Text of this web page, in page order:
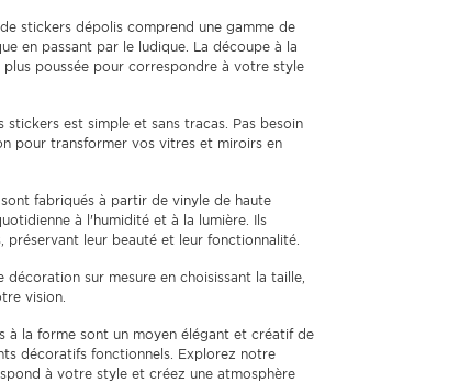
stickers dépolis comprend une gamme de
en passant par le ludique. La découpe à la
poussée pour correspondre à votre style
stickers est simple et sans tracas. Pas besoin
pour transformer vos vitres et miroirs en
fabriqués à partir de vinyle de haute
à l'humidité et à la lumière. Ils
préservant leur beauté et leur fonctionnalité.
décoration sur mesure en choisissant la taille,
vision.
à la forme sont un moyen élégant et créatif de
décoratifs fonctionnels. Explorez notre
à votre style et créez une atmosphère